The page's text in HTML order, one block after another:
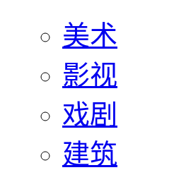
美术
影视
戏剧
建筑